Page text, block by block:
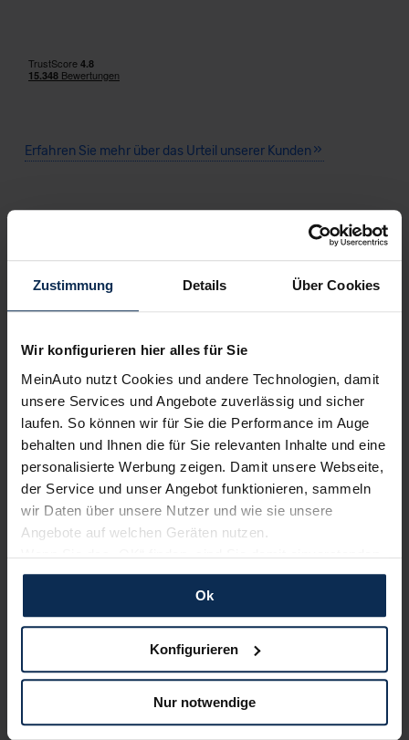
Zustimmung Details Über Cookies
Wir konfigurieren hier alles für Sie
MeinAuto nutzt Cookies und andere Technologien, damit
unsere Services und Angebote zuverlässig und sicher
laufen. So können wir für Sie die Performance im Auge
behalten und Ihnen die für Sie relevanten Inhalte und eine
personalisierte Werbung zeigen. Damit unsere Webseite,
der Service und unser Angebot funktionieren, sammeln
wir Daten über unsere Nutzer und wie sie unsere
Angebote auf welchen Geräten nutzen.
Wenn Sie das „OK“ finden, sind Sie damit einverstanden
und erlauben uns Cookies für unseren Service zu
verwenden und diese Daten an Dritte weiterzugeben,
etwa an unsere Marketingpartner. Falls Sie dem nicht
zustimmen möchten, beschränken wir uns auf die
dann nicht auf Sie zuschneiden und Sie somit nicht
perfekt auf dem Weg zu Ihrem Neuwagen unterstützen.
Sie können die Einstellungen jederzeit anpassen oder
Ok
Konfigurieren
Nur notwendige
Erfahren Sie mehr über das Urteil unserer Kunden
Honda Jazz (Test 2023): Heißer Swing oder
zurück zum Blues nach der Modellpflege?
Nach einer schöpferischen Pause kehrte der Honda Jazz
2002 zurück. 2020 übernahm die 5. Reihe, die Anfang 2023
Artikel lesen
Weitere Artikel im Automagazin